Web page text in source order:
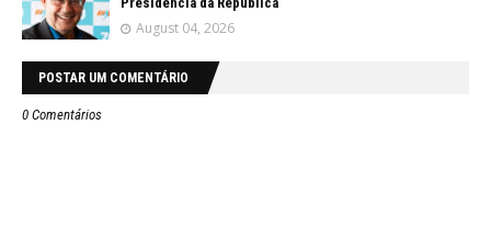
August 04, 2026
POSTAR UM COMENTÁRIO
0 Comentários